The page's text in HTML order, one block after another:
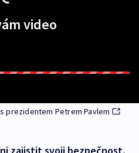
video
prezidentem Petrem Pavlem